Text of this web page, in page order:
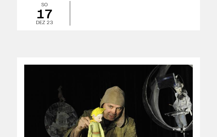
SO
17
DEZ 23